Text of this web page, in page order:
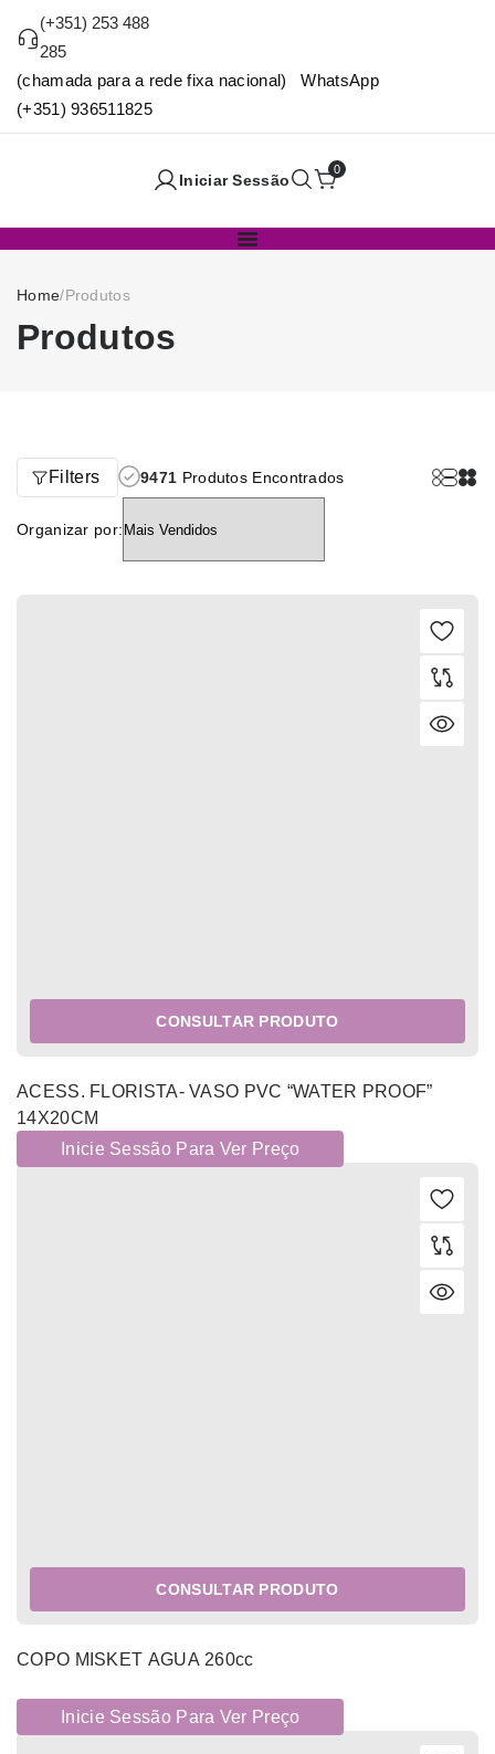
(+351) 253 488
285
(chamada para a rede fixa nacional) WhatsApp
(+351) 936511825
Iniciar Sessão
0
Home/Produtos
Produtos
Filters 9471 Produtos Encontrados
Organizar por:
CONSULTAR PRODUTO
ACESS. FLORISTA- VASO PVC “WATER PROOF”
14X20CM
Inicie Sessão Para Ver Preço
CONSULTAR PRODUTO
COPO MISKET AGUA 260cc
Inicie Sessão Para Ver Preço